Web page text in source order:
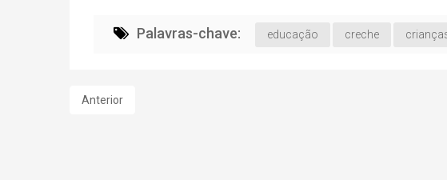
Palavras-chave: educação creche
Anterior